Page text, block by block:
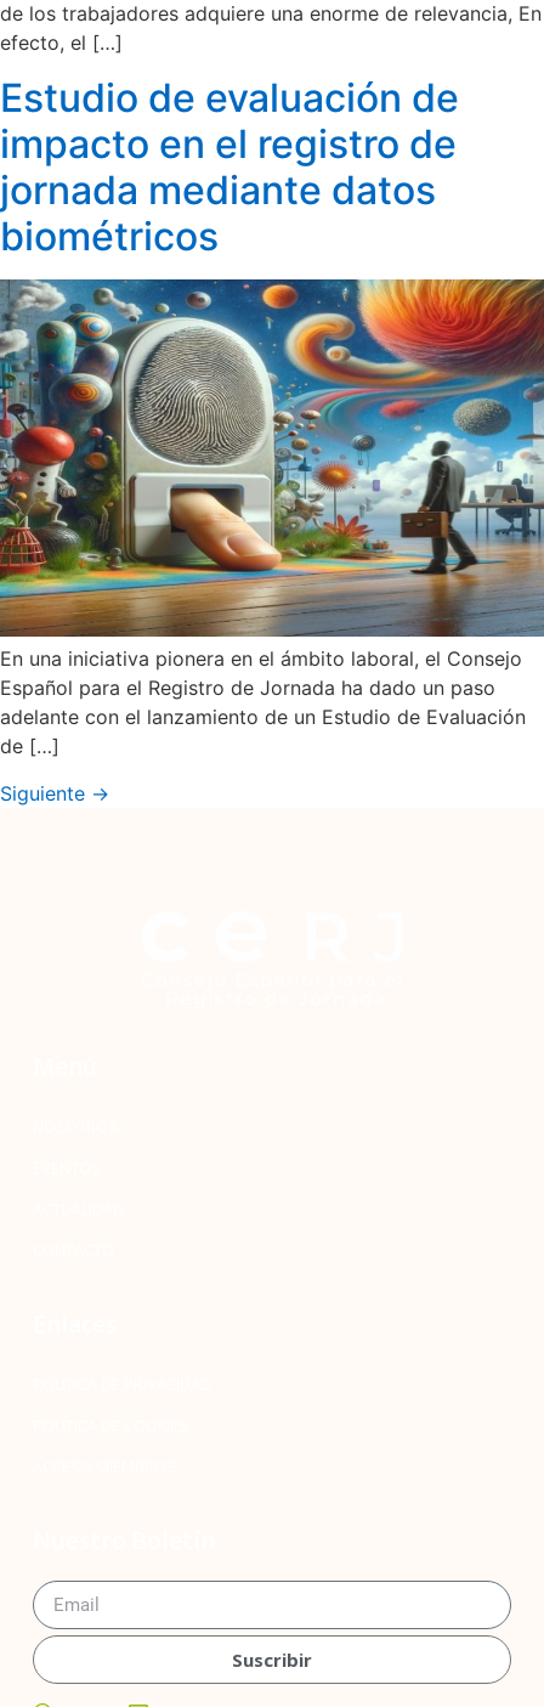
de los trabajadores adquiere una enorme de relevancia, En
efecto, el […]
Estudio de evaluación de
impacto en el registro de
jornada mediante datos
biométricos
En una iniciativa pionera en el ámbito laboral, el Consejo
Español para el Registro de Jornada ha dado un paso
adelante con el lanzamiento de un Estudio de Evaluación
de […]
Siguiente →
Suscribir